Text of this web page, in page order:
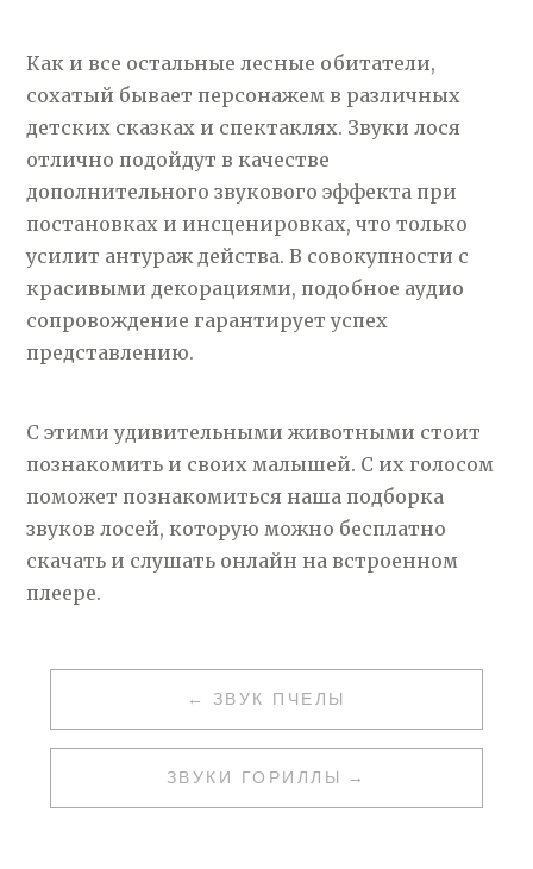
Как и все остальные лесные обитатели,
сохатый бывает персонажем в различных
детских сказках и спектаклях. Звуки лося
отлично подойдут в качестве
дополнительного звукового эффекта при
постановках и инсценировках, что только
усилит антураж действа. В совокупности с
красивыми декорациями, подобное аудио
сопровождение гарантирует успех
представлению.
С этими удивительными животными стоит
познакомить и своих малышей. С их голосом
поможет познакомиться наша подборка
звуков лосей, которую можно бесплатно
скачать и слушать онлайн на встроенном
плеере.
НАВИГАЦИЯ
ПО
ЗАПИСЯМ
ЗВУК ПЧЕЛЫ
ЗВУКИ ГОРИЛЛЫ